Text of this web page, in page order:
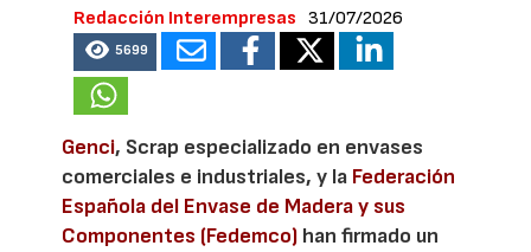
Redacción Interempresas 31/07/2026
5699
Genci, Scrap especializado en envases
comerciales e industriales, y la Federación
Española del Envase de Madera y sus
Componentes (Fedemco) han firmado un